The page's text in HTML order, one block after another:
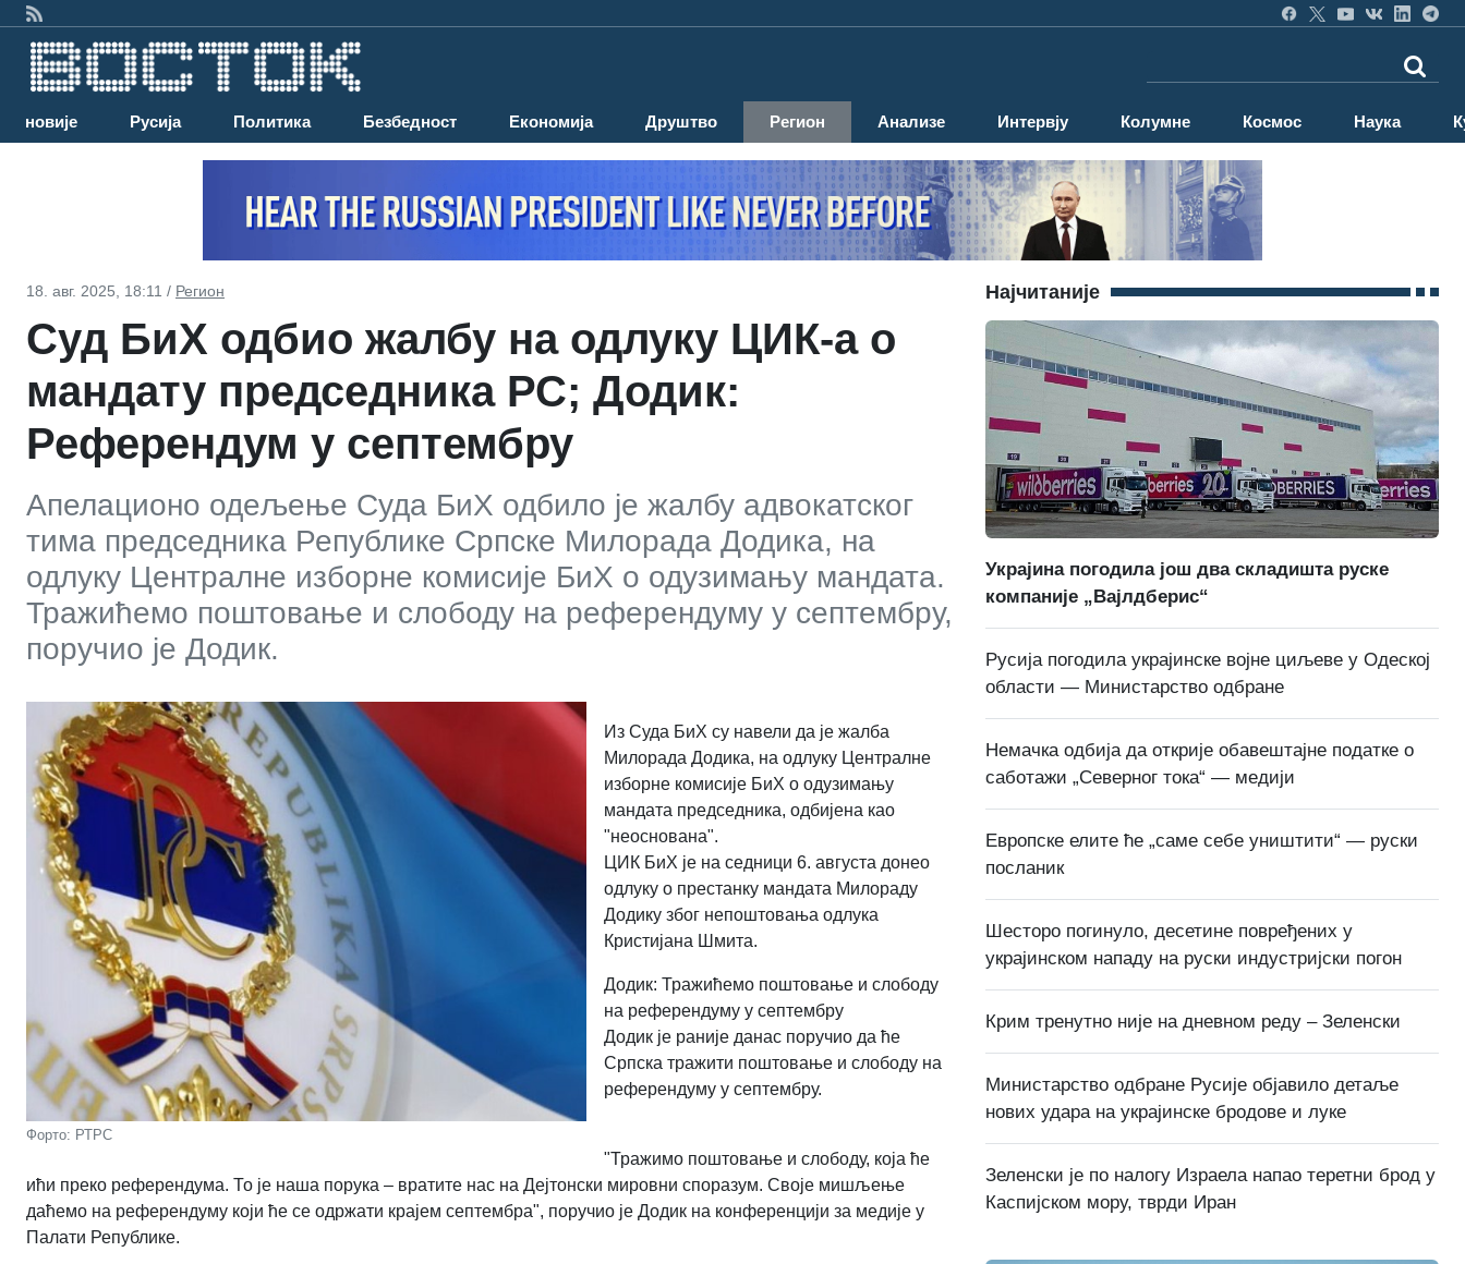
Најновије Русија Политика Безбедност Економија Друштво Регион Анализе Интервју Колумне Космос Наука
18. авг. 2025, 18:11 / Регион
Суд БиХ одбио жалбу на одлуку ЦИК-а о
мандату председника РС; Додик:
Референдум у септембру
Апелационо одељење Суда БиХ одбило је жалбу адвокатског
тима председника Републике Српске Милорада Додика, на
одлуку Централне изборне комисије БиХ о одузимању мандата.
Тражићемо поштовање и слободу на референдуму у септембру,
поручио је Додик.
Форто: РТРС
Из Суда БиХ су навели да је жалба
Милорада Додика, на одлуку Централне
изборне комисије БиХ о одузимању
мандата председника, одбијена као
"неоснована".
ЦИК БиХ је на седници 6. августа донео
одлуку о престанку мандата Милораду
Додику због непоштовања одлука
Кристијана Шмита.
Додик: Тражићемо поштовање и слободу
на референдуму у септембру
Додик је раније данас поручио да ће
Српска тражити поштовање и слободу на
референдуму у септембру.
"Тражимо поштовање и слободу, која ће
ићи преко референдума. То је наша порука – вратите нас на Дејтонски мировни споразум. Своје мишљење
даћемо на референдуму који ће се одржати крајем септембра", поручио је Додик на конференцији за медије у
Палати Републике.
Најчитаније
Украјина погодила још два складишта руске
компаније „Вајлдберис“
Русија погодила украјинске војне циљеве у Одеској
области — Министарство одбране
Немачка одбија да открије обавештајне податке о
саботажи „Северног тока“ — медији
Европске елите ће „саме себе уништити“ — руски
посланик
Шесторо погинуло, десетине повређених у
украјинском нападу на руски индустријски погон
Крим тренутно није на дневном реду – Зеленски
Министарство одбране Русије објавило детаље
нових удара на украјинске бродове и луке
Зеленски је по налогу Израела напао теретни брод у
Каспијском мору, тврди Иран